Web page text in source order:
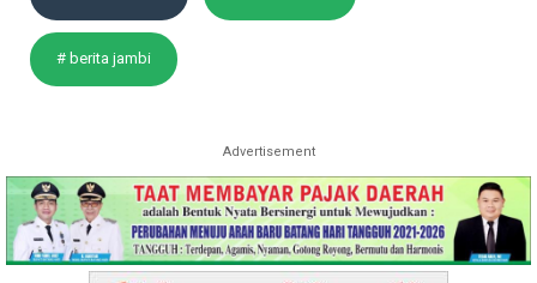
# berita jambi
Advertisement